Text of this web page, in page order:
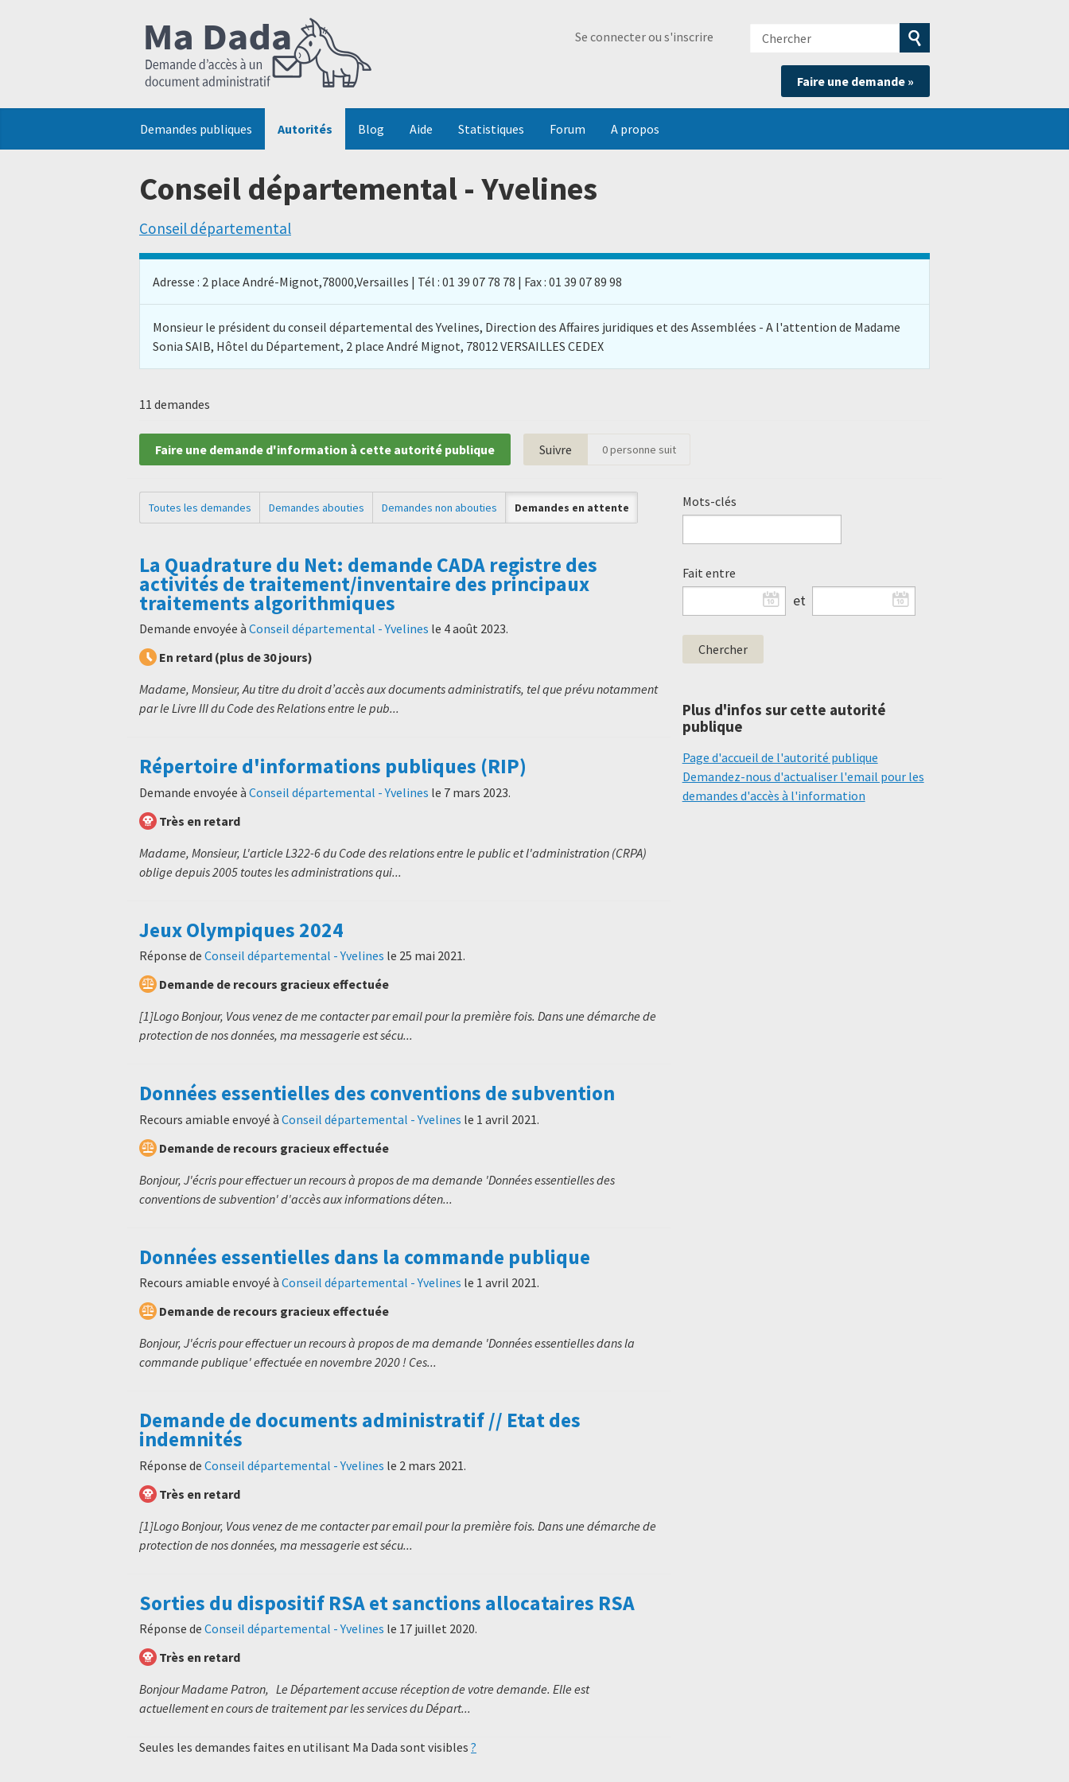
Se connecter ou s'inscrire
Chercher
Soumettre
la
recherche
Faire une demande »
Demandes publiques Autorités Blog Aide Statistiques Forum A propos
Conseil départemental - Yvelines
Conseil départemental
Adresse : 2 place André-Mignot,78000,Versailles | Tél : 01 39 07 78 78 | Fax : 01 39 07 89 98
Monsieur le président du conseil départemental des Yvelines, Direction des Affaires juridiques et des Assemblées - A l'attention de Madame
Sonia SAIB, Hôtel du Département, 2 place André Mignot, 78012 VERSAILLES CEDEX
11 demandes
Faire une demande d'information à cette autorité publique Suivre 0personne suit
Toutes les demandes Demandes abouties Demandes non abouties Demandes en attente
La Quadrature du Net: demande CADA registre des
activités de traitement/inventaire des principaux
traitements algorithmiques
Demande envoyée à Conseil départemental - Yvelines le 4 août 2023.
En retard (plus de 30 jours)
Madame, Monsieur, Au titre du droit d’accès aux documents administratifs, tel que prévu notamment
par le Livre III du Code des Relations entre le pub...
Répertoire d'informations publiques (RIP)
Demande envoyée à Conseil départemental - Yvelines le 7 mars 2023.
Très en retard
Madame, Monsieur, L'article L322-6 du Code des relations entre le public et l'administration (CRPA)
oblige depuis 2005 toutes les administrations qui...
Jeux Olympiques 2024
Réponse de Conseil départemental - Yvelines le 25 mai 2021.
Demande de recours gracieux effectuée
[1]Logo Bonjour, Vous venez de me contacter par email pour la première fois. Dans une démarche de
protection de nos données, ma messagerie est sécu...
Données essentielles des conventions de subvention
Recours amiable envoyé à Conseil départemental - Yvelines le 1 avril 2021.
Demande de recours gracieux effectuée
Bonjour, J'écris pour effectuer un recours à propos de ma demande 'Données essentielles des
conventions de subvention' d'accès aux informations déten...
Données essentielles dans la commande publique
Recours amiable envoyé à Conseil départemental - Yvelines le 1 avril 2021.
Demande de recours gracieux effectuée
Bonjour, J'écris pour effectuer un recours à propos de ma demande 'Données essentielles dans la
commande publique' effectuée en novembre 2020 ! Ces...
Demande de documents administratif // Etat des
indemnités
Réponse de Conseil départemental - Yvelines le 2 mars 2021.
Très en retard
[1]Logo Bonjour, Vous venez de me contacter par email pour la première fois. Dans une démarche de
protection de nos données, ma messagerie est sécu...
Sorties du dispositif RSA et sanctions allocataires RSA
Réponse de Conseil départemental - Yvelines le 17 juillet 2020.
Très en retard
Bonjour Madame Patron, Le Département accuse réception de votre demande. Elle est
actuellement en cours de traitement par les services du Départ...
Seules les demandes faites en utilisant Ma Dada sont visibles ?
Mots-clés
Fait entre
et
Plus d'infos sur cette autorité
publique
Page d'accueil de l'autorité publique
Demandez-nous d'actualiser l'email pour les
demandes d'accès à l'information